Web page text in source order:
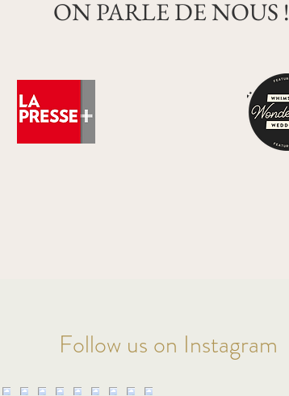
ON PARLE DE NOUS !
Follow us on Instagram